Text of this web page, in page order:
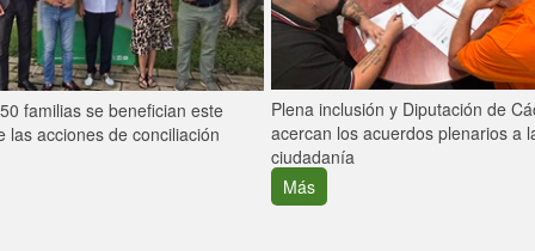
familias se benefician este
las acciones de conciliación
Plena inclusión y Diputación de
acercan los acuerdos plenarios a
ciudadanía
Más